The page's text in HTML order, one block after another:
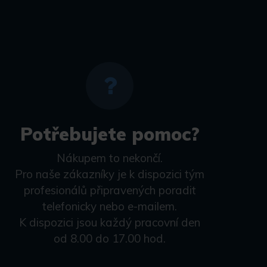
Potřebujete pomoc?
Nákupem to nekončí.
Pro naše zákazníky je k dispozici tým
profesionálů připravených poradit
telefonicky nebo e-mailem.
K dispozici jsou každý pracovní den
od 8.00 do 17.00 hod.